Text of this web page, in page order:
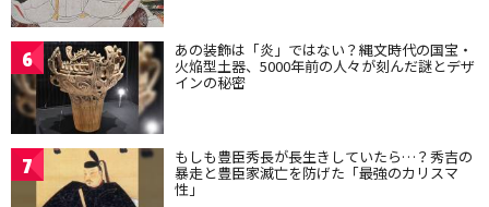
6 あの装飾は「炎」ではない？縄文時代の国宝・
火焔型土器、5000年前の人々が刻んだ謎とデザ
インの秘密
7 もしも豊臣秀長が長生きしていたら…？秀吉の
暴走と豊臣家滅亡を防げた「最強のカリスマ
性」